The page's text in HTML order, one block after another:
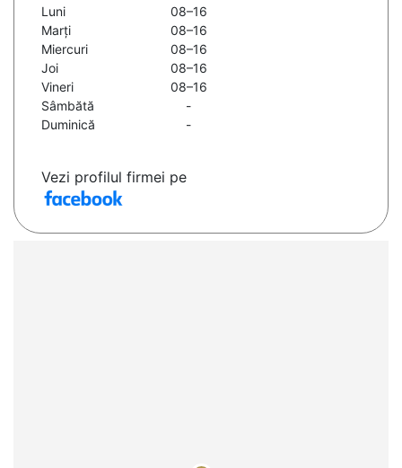
Luni
08–16
Marți
08–16
Miercuri
08–16
Joi
08–16
Vineri
08–16
Sâmbătă
-
Duminică
-
Vezi profilul firmei pe